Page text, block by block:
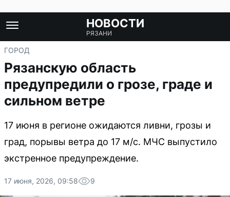
НОВОСТИ
РЯЗАНИ
ГОРОД
Рязанскую область
предупредили о грозе, граде и
сильном ветре
17 июня в регионе ожидаются ливни, грозы и
град, порывы ветра до 17 м/с. МЧС выпустило
экстренное предупреждение.
17 июня, 2026, 09:58 9